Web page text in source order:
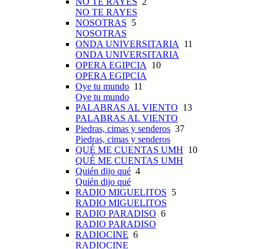
NO TE RAYES
NOSOTRAS 5
NOSOTRAS
ONDA UNIVERSITARIA
11
ONDA UNIVERSITARIA
OPERA EGIPCIA
10
OPERA EGIPCIA
Oye tu mundo 11
Oye tu mundo
PALABRAS AL VIENTO 13
PALABRAS AL VIENTO
Piedras, cimas y senderos 37
Piedras, cimas y senderos
QUÉ ME CUENTAS UMH 10
QUÉ ME CUENTAS UMH
Quién dijo qué 4
Quién dijo qué
RADIO MIGUELITOS 5
RADIO MIGUELITOS
RADIO PARADISO 6
RADIO PARADISO
RADIOCINE 6
RADIOCINE